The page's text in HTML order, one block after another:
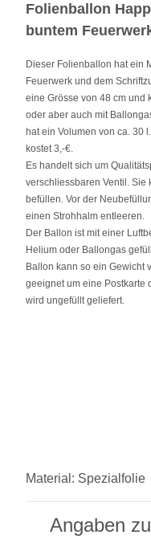
Folienballon
buntem
Dieser Folienballon hat ein
Feuerwerk und dem
eine Grösse von 48 cm und
oder aber auch mit
hat ein Volumen von ca. 30
kostet 3,-€.
Es handelt sich um
verschliessbaren Ventil.
befüllen. Vor der
einen Strohhalm entleeren.
Der Ballon ist mit einer
Helium oder Ballongas
Ballon kann so ein Gewicht
geeignet um eine Postkarte
wird ungefüllt geliefert.
Material: Spezialfolie
Angaben